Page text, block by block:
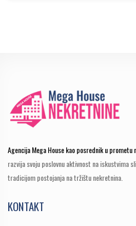
Agencija Mega House kao posrednik u
razvija svoju poslovnu aktivnost na iskustvima
tradicijom postojanja na tržištu nekretnina.
KONTAKT